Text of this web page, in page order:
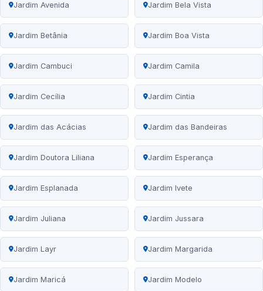
Jardim Avenida Jardim Bela Vista
Jardim Betânia Jardim Boa Vista
Jardim Cambuci Jardim Camila
Jardim Cecília Jardim Cintia
Jardim das Acácias Jardim das Bandeiras
Jardim Doutora Liliana Jardim Esperança
Jardim Esplanada Jardim Ivete
Jardim Juliana Jardim Jussara
Jardim Layr Jardim Margarida
Jardim Maricá Jardim Modelo